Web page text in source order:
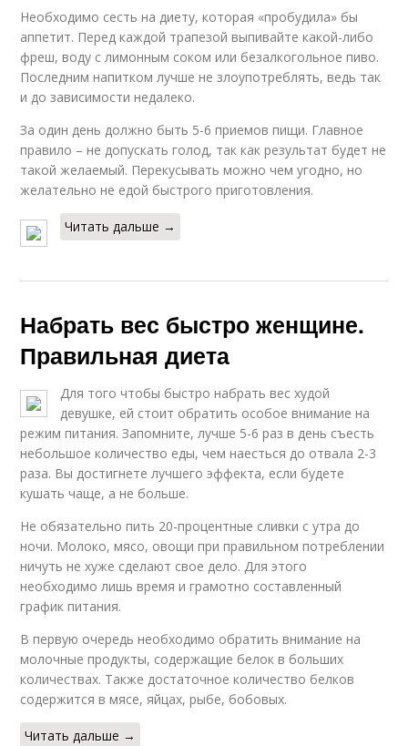
Необходимо сесть на диету, которая «пробудила» бы
аппетит. Перед каждой трапезой выпивайте какой-либо
фреш, воду с лимонным соком или безалкогольное пиво.
Последним напитком лучше не злоупотреблять, ведь так
и до зависимости недалеко.
За один день должно быть 5-6 приемов пищи. Главное
правило – не допускать голод, так как результат будет не
такой желаемый. Перекусывать можно чем угодно, но
желательно не едой быстрого приготовления.
Читать дальше →
Набрать вес быстро женщине.
Правильная диета
Для того чтобы быстро набрать вес худой
девушке, ей стоит обратить особое внимание на
режим питания. Запомните, лучше 5-6 раз в день съесть
небольшое количество еды, чем наесться до отвала 2-3
раза. Вы достигнете лучшего эффекта, если будете
кушать чаще, а не больше.
Не обязательно пить 20-процентные сливки с утра до
ночи. Молоко, мясо, овощи при правильном потреблении
ничуть не хуже сделают свое дело. Для этого
необходимо лишь время и грамотно составленный
график питания.
В первую очередь необходимо обратить внимание на
молочные продукты, содержащие белок в больших
количествах. Также достаточное количество белков
содержится в мясе, яйцах, рыбе, бобовых.
Читать дальше →